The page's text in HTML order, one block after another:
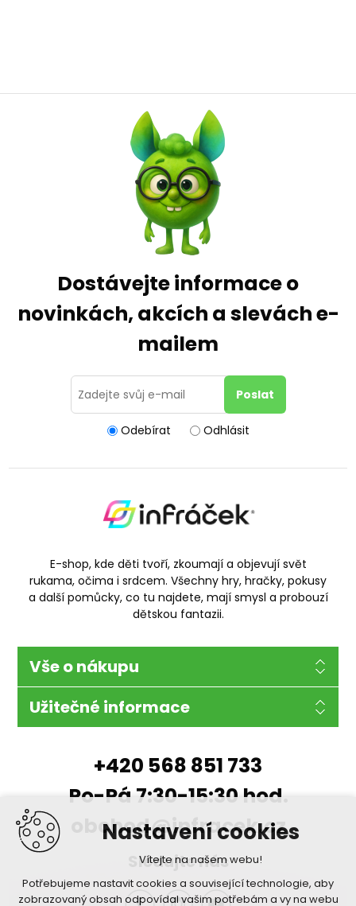
Nastavení cookies
Vítejte na našem webu!
Potřebujeme nastavit cookies a související technologie, aby
zobrazovaný obsah odpovídal vašim potřebám a vy na webu
Dostávejte informace o
novinkách, akcích a slevách e-
mailem
Odebírat Odhlásit
E-shop, kde děti tvoří, zkoumají a objevují svět
rukama, očima i srdcem. Všechny hry, hračky, pokusy
a další pomůcky, co tu najdete, mají smysl a probouzí
dětskou fantazii.
Vše o nákupu
Užitečné informace
+420 568 851 733
Po-Pá 7:30-15:30 hod.
obchod@infracek.cz
Sledujte nás